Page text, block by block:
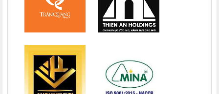
Chúc mừng bổn mạng Chị Maria Nguyễn Nhiệm Mầu 15/08
Chúc mừng bổn mạng Chị Maria Nguyễn Mỹ Quỳnh Loan 15/08
Chúc mừng bổn mạng Chị Maria Vũ Thị Hà 15/08
Chúc mừng bổn mạng Chị Maria Nguyễn Thị Thành 15/08